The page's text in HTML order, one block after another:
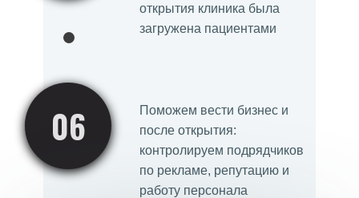
открытия клиника была
загружена пациентами
Поможем вести бизнес и
после открытия:
контролируем подрядчиков
по рекламе, репутацию и
работу персонала
06